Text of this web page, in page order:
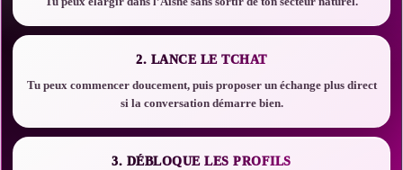
2. LANCE LE TCHAT
Tu peux commencer doucement, puis proposer un échange plus direct
si la conversation démarre bien.
3. DÉBLOQUE LES PROFILS